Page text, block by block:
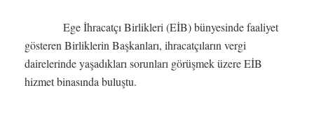
Ege İhracatçı Birlikleri (EİB) bünyesinde faaliyet
gösteren Birliklerin Başkanları, ihracatçıların vergi
dairelerinde yaşadıkları sorunları görüşmek üzere EİB
hizmet binasında buluştu.